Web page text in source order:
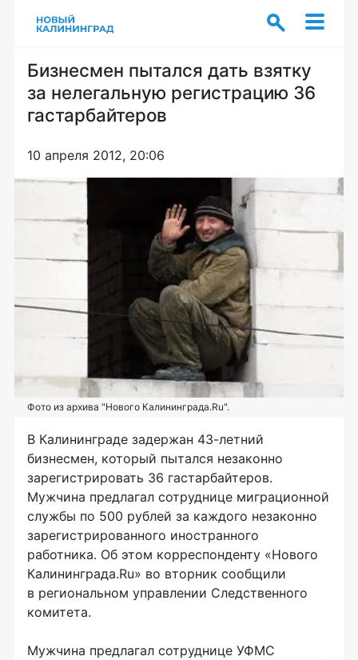
Бизнесмен пытался дать взятку
за нелегальную регистрацию 36
гастарбайтеров
10 апреля 2012, 20:06
Фото из архива "Нового Калининграда.Ru".
В Калининграде задержан 43-летний
бизнесмен, который пытался незаконно
зарегистрировать 36 гастарбайтеров.
Мужчина предлагал сотруднице миграционной
службы по 500 рублей за каждого незаконно
зарегистрированного иностранного
работника. Об этом корреспонденту «Нового
Калининграда.Ru» во вторник сообщили
в региональном управлении Следственного
комитета.
Мужчина предлагал сотруднице УФМС